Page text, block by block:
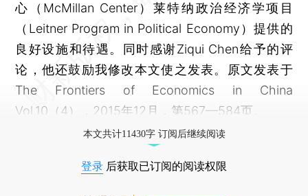
心（McMillan Center）莱特纳政治经济学项目
（Leitner Program in Political Economy）提供的
良好设施和待遇。同时感谢Ziqui Chen给予的评
论，他还鼓励我修改本文使之发表。原文发表于
The Frontiers of Economics in China
Vol.10（4），2015年12月，第567—584页。
本文共计11430字 订阅后继续阅读
登录 后获取已订阅的阅读权限